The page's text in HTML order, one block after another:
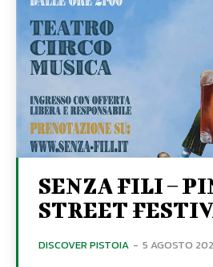
SENZA FILI –
STREET
DISCOVER PISTOIA - 5 AGOSTO